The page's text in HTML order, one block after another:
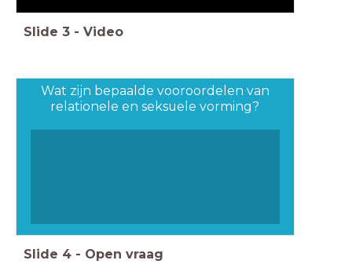
Slide 3 - Video
Wat zijn bepaalde vooroordelen van
relationele en seksuele vorming?
Slide 4 - Open vraag